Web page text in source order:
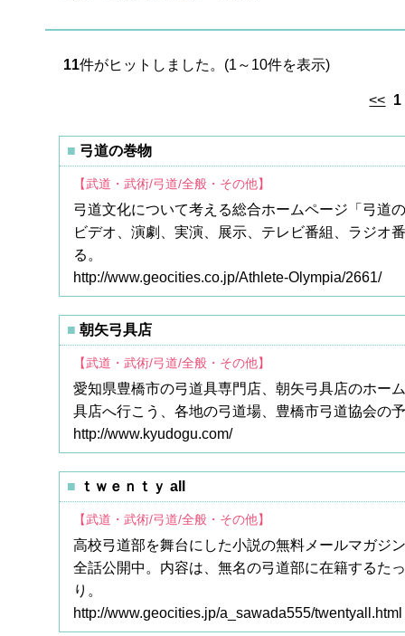
11件がヒットしました。(1～10件を表示)
<< 1
弓道の巻物
【武道・武術/弓道/全般・その他】
弓道文化について考える総合ホームページ「弓道
ビデオ、演劇、実演、展示、テレビ番組、ラジオ
る。
http://www.geocities.co.jp/Athlete-Olympia/2661/
朝矢弓具店
【武道・武術/弓道/全般・その他】
愛知県豊橋市の弓道具専門店、朝矢弓具店のホー
具店へ行こう、各地の弓道場、豊橋市弓道協会の
http://www.kyudogu.com/
ｔｗｅｎｔｙ all
【武道・武術/弓道/全般・その他】
高校弓道部を舞台にした小説の無料メールマガジ
全話公開中。内容は、無名の弓道部に在籍するた
り。
http://www.geocities.jp/a_sawada555/twentyall.html